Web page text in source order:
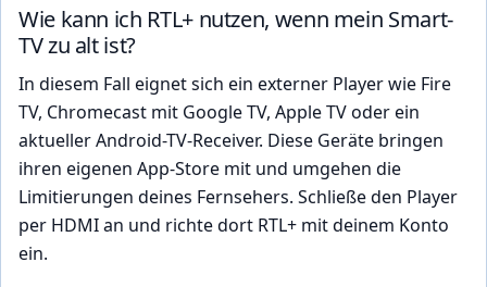
Wie kann ich RTL+ nutzen, wenn mein Smart-
TV zu alt ist?
In diesem Fall eignet sich ein externer Player wie Fire
TV, Chromecast mit Google TV, Apple TV oder ein
aktueller Android-TV-Receiver. Diese Geräte bringen
ihren eigenen App-Store mit und umgehen die
Limitierungen deines Fernsehers. Schließe den Player
per HDMI an und richte dort RTL+ mit deinem Konto
ein.